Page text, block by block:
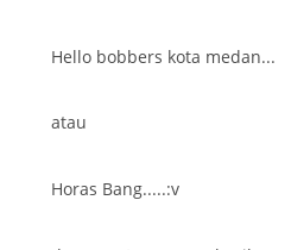
Hello bobbers kota medan...
atau
Horas Bang.....:v